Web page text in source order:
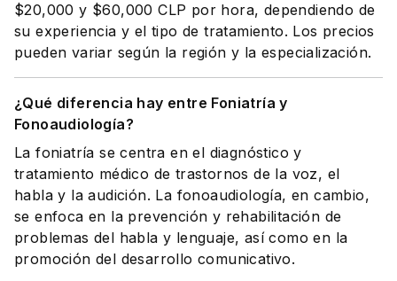
$20,000 y $60,000 CLP por hora, dependiendo de
su experiencia y el tipo de tratamiento. Los precios
pueden variar según la región y la especialización.
¿Qué diferencia hay entre Foniatría y
Fonoaudiología?
La foniatría se centra en el diagnóstico y
tratamiento médico de trastornos de la voz, el
habla y la audición. La fonoaudiología, en cambio,
se enfoca en la prevención y rehabilitación de
problemas del habla y lenguaje, así como en la
promoción del desarrollo comunicativo.